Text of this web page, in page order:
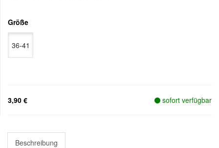
Größe
36-41
3,90 € sofort verfügbar
Beschreibung